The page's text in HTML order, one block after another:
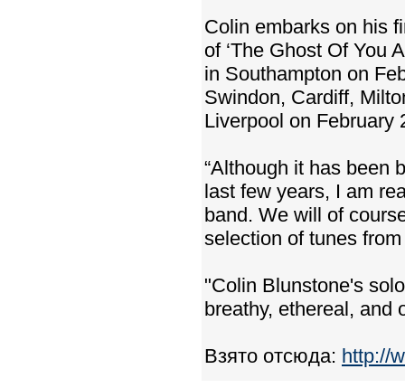
Colin embarks on his
of ‘The Ghost Of You
in Southampton on
Swindon, Cardiff,
Liverpool on February
“Although it has been
last few years, I am
band. We will of
selection of tunes
"Colin Blunstone's
breathy, ethereal, and
Взято отсюда: http://